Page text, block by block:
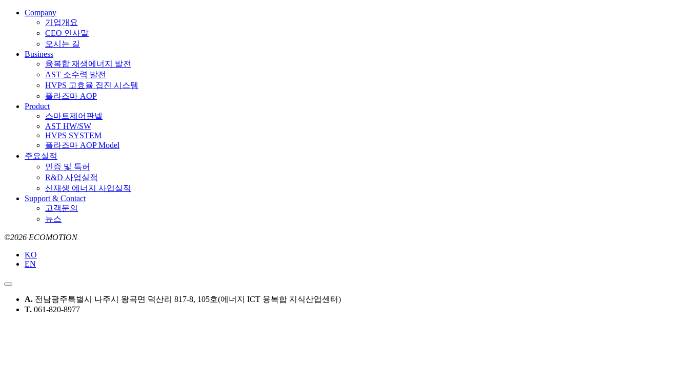
Company
기업개요
CEO 인사말
오시는 길
Business
융복합 재생에너지 발전
AST 소수력 발전
HVPS 고효율 집진 시스템
플라즈마 AOP
Product
스마트제어판넬
AST HW/SW
HVPS SYSTEM
플라즈마 AOP Model
주요실적
인증 및 특허
R&D 사업실적
신재생 에너지 사업실적
Support & Contact
고객문의
뉴스
©2026 ECOMOTION
KO
EN
A. 전남광주특별시 나주시 왕곡면 덕산리 817-8, 105호(에너지 ICT 융복합 지식산업센터)
T. 061-820-8977